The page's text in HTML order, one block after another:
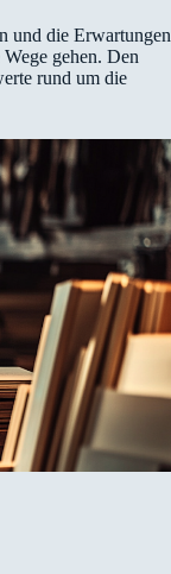
und die Erwartungen
gehen. Den
rund um die